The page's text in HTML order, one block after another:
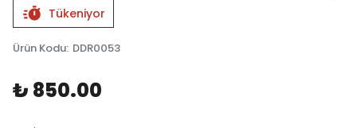
Tükeniyor
Ürün Kodu: DDR0053
₺ 850.00